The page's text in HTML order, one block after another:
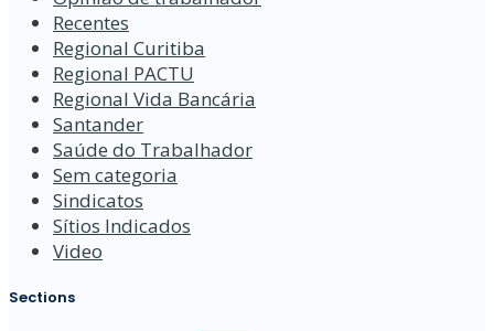
Recentes
Regional Curitiba
Regional PACTU
Regional Vida Bancária
Santander
Saúde do Trabalhador
Sem categoria
Sindicatos
Sítios Indicados
Video
Sections